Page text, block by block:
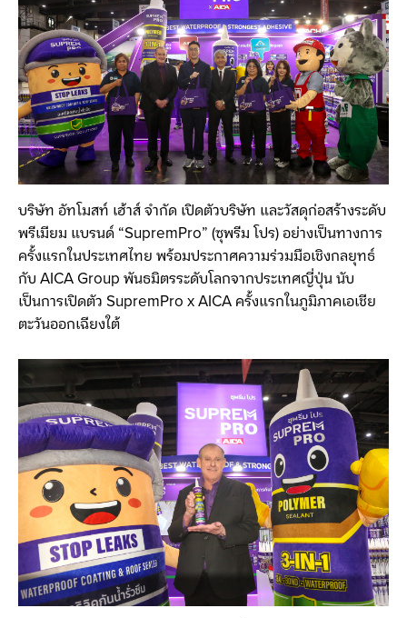
บริษัท อัทโมสท์ เฮ้าส์ จำกัด เปิดตัวบริษัท และวัสดุก่อสร้างระดับ
พรีเมียม แบรนด์ “SupremPro” (ซุพรีม โปร) อย่างเป็นทางการ
ครั้งแรกในประเทศไทย พร้อมประกาศความร่วมมือเชิงกลยุทธ์
กับ AICA Group พันธมิตรระดับโลกจากประเทศญี่ปุ่น นับ
เป็นการเปิดตัว SupremPro x AICA ครั้งแรกในภูมิภาคเอเชีย
ตะวันออกเฉียงใต้